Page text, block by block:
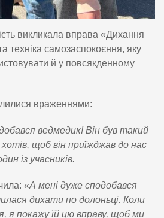
викликала вправа «Дихання
техніка самозаспокоєння, яку
й у повсякденному
враженнями:
ведмедик! Він був такий
щоб він приїжджав до нас
із учасників.
«А мені дуже сподобався
дихати по долоньці. Коли
я покажу їй цю вправу, щоб ми